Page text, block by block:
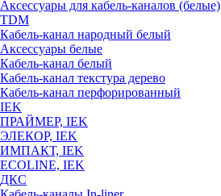
Аксессуары для кабель-каналов (белые)
TDM
Кабель-канал народный белый
Аксессуары белые
Кабель-канал белый
Кабель-канал текстура дерево
Кабель-канал перфорированный
IEK
ПРАЙМЕР, IEK
ЭЛЕКОР, IEK
ИМПАКТ, IEK
ECOLINE, IEK
ДКС